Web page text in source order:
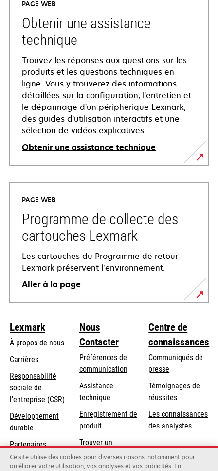
PAGE WEB
Obtenir une assistance
technique
Trouvez les réponses aux questions sur les
produits et les questions techniques en
ligne. Vous y trouverez des informations
détaillées sur la configuration, l'entretien et
le dépannage d'un périphérique Lexmark,
des guides d'utilisation interactifs et une
sélection de vidéos explicatives.
Obtenir une assistance technique
s’ouvre
dans
nouvel
onglet
PAGE WEB
Programme de collecte des
cartouches Lexmark
Les cartouches du Programme de retour
Lexmark préservent l’environnement.
Aller à la page
Lexmark
À propos de nous
Carrières
s’ouvre
dans
un
nouvel
onglet
Responsabilité
sociale de
l'entreprise (CSR) s’ouvre
onglet
Développement
durable
Partenaires
Lexmark
Nous
Contacter
Préférences de
communication
s’ouvre
dans
un
nouvel
onglet
Assistance
techniques’ouvre
un
onglet
Enregistrement de
produit
Trouver un
revendeur
Centre de
connaissances
Communiqués de
presse
Témoignages de
réussites
Les connaissances
des analystes
Ce site utilise des cookies pour diverses raisons, notamment pour
améliorer votre utilisation, vos analyses et vos publicités. En